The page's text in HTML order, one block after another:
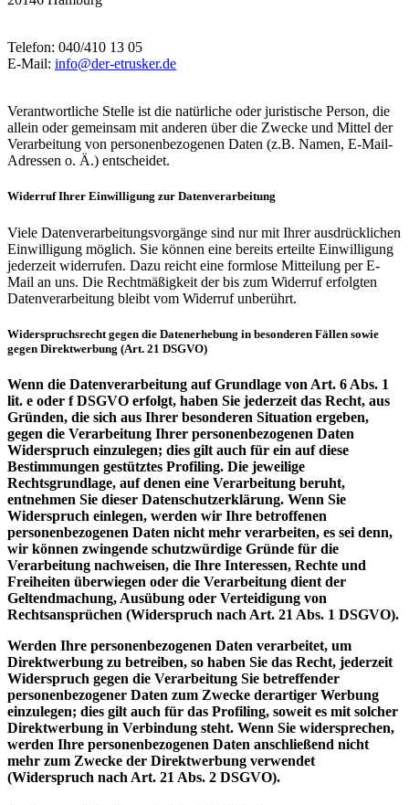
Telefon: 040/410 13 05
E-Mail: info@der-etrusker.de
Verantwortliche Stelle ist die natürliche oder juristische Person, die
allein oder gemeinsam mit anderen über die Zwecke und Mittel der
Verarbeitung von personenbezogenen Daten (z.B. Namen, E-Mail-
Adressen o. Ä.) entscheidet.
Widerruf Ihrer Einwilligung zur Datenverarbeitung
Viele Datenverarbeitungsvorgänge sind nur mit Ihrer ausdrücklichen
Einwilligung möglich. Sie können eine bereits erteilte Einwilligung
jederzeit widerrufen. Dazu reicht eine formlose Mitteilung per E-
Mail an uns. Die Rechtmäßigkeit der bis zum Widerruf erfolgten
Datenverarbeitung bleibt vom Widerruf unberührt.
Widerspruchsrecht gegen die Datenerhebung in besonderen Fällen sowie
gegen Direktwerbung (Art. 21 DSGVO)
Wenn die Datenverarbeitung auf Grundlage von Art. 6 Abs. 1
lit. e oder f DSGVO erfolgt, haben Sie jederzeit das Recht, aus
Gründen, die sich aus Ihrer besonderen Situation ergeben,
gegen die Verarbeitung Ihrer personenbezogenen Daten
Widerspruch einzulegen; dies gilt auch für ein auf diese
Bestimmungen gestütztes Profiling. Die jeweilige
Rechtsgrundlage, auf denen eine Verarbeitung beruht,
entnehmen Sie dieser Datenschutzerklärung. Wenn Sie
Widerspruch einlegen, werden wir Ihre betroffenen
personenbezogenen Daten nicht mehr verarbeiten, es sei denn,
wir können zwingende schutzwürdige Gründe für die
Verarbeitung nachweisen, die Ihre Interessen, Rechte und
Freiheiten überwiegen oder die Verarbeitung dient der
Geltendmachung, Ausübung oder Verteidigung von
Rechtsansprüchen (Widerspruch nach Art. 21 Abs. 1 DSGVO).
Werden Ihre personenbezogenen Daten verarbeitet, um
Direktwerbung zu betreiben, so haben Sie das Recht, jederzeit
Widerspruch gegen die Verarbeitung Sie betreffender
personenbezogener Daten zum Zwecke derartiger Werbung
einzulegen; dies gilt auch für das Profiling, soweit es mit solcher
Direktwerbung in Verbindung steht. Wenn Sie widersprechen,
werden Ihre personenbezogenen Daten anschließend nicht
mehr zum Zwecke der Direktwerbung verwendet
(Widerspruch nach Art. 21 Abs. 2 DSGVO).